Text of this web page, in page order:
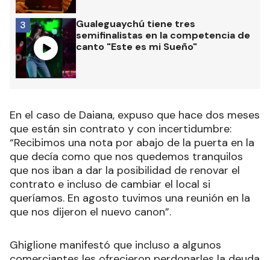
Gualeguaychú tiene tres
semifinalistas en la competencia de
canto "Este es mi Sueño"
3
En el caso de Daiana, expuso que hace dos meses
que están sin contrato y con incertidumbre:
“Recibimos una nota por abajo de la puerta en la
que decía como que nos quedemos tranquilos
que nos iban a dar la posibilidad de renovar el
contrato e incluso de cambiar el local si
queríamos. En agosto tuvimos una reunión en la
que nos dijeron el nuevo canon”.
Ghiglione manifestó que incluso a algunos